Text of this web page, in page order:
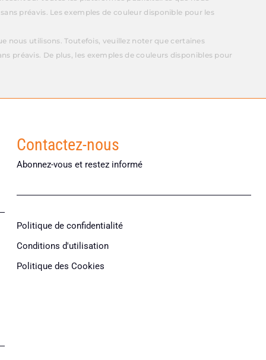
préavis. Les exemples de couleur disponible pour les
nous utilisons. Toutefois, veuillez noter que certaines
préavis. De plus, les exemples de couleurs disponibles pour
Contactez-nous
Abonnez-vous et restez informé
Politique de confidentialité
Conditions d'utilisation
Politique des Cookies